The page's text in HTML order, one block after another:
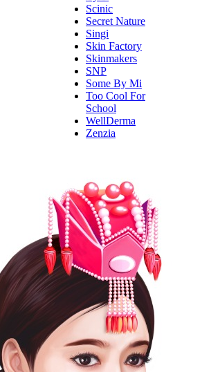
Scinic
Secret Nature
Singi
Skin Factory
Skinmakers
SNP
Some By Mi
Too Cool For
School
WellDerma
Zenzia